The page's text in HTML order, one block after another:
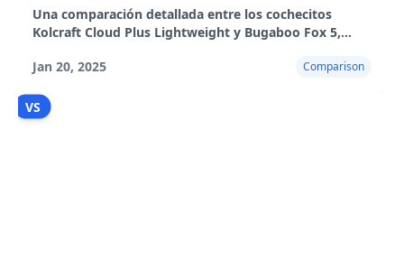
Una comparación detallada entre los cochecitos
Kolcraft Cloud Plus Lightweight y Bugaboo Fox 5,
Jan 20, 2025
Comparison
VS